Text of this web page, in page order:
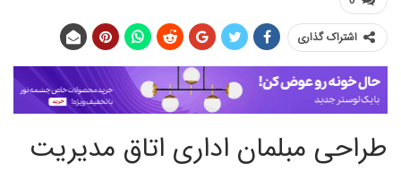
گذاری
مبلمان اداری اتاق مدیریت